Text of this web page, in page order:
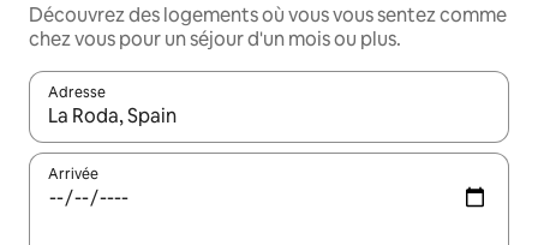
Découvrez des logements où vous vous sentez comme
chez vous pour un séjour d'un mois ou plus.
Adresse
Lorsque les résultats s'affichent, utilisez les flèches vers le
Arrivée